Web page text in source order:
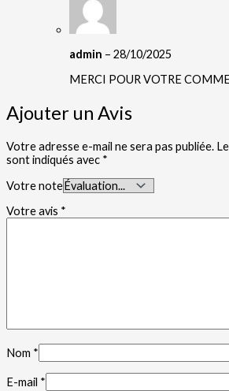
admin – 28/10/2025
MERCI POUR VOTRE
Ajouter un Avis
Votre adresse e-mail ne sera pas publiée.
sont indiqués avec *
Votre note
Votre avis *
Nom *
E-mail *